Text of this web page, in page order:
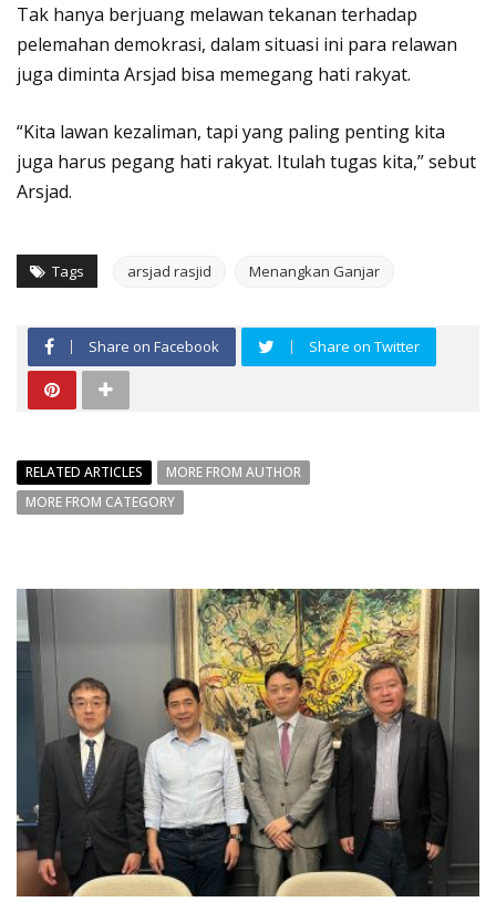
Tak hanya berjuang melawan tekanan terhadap
pelemahan demokrasi, dalam situasi ini para relawan
juga diminta Arsjad bisa memegang hati rakyat.
“Kita lawan kezaliman, tapi yang paling penting kita
juga harus pegang hati rakyat. Itulah tugas kita,” sebut
Arsjad.
Tags arsjad rasjid Menangkan Ganjar
Share on Facebook Share on Twitter
RELATED ARTICLES
MORE FROM AUTHOR
MORE FROM CATEGORY